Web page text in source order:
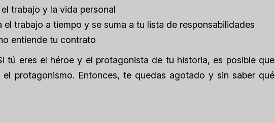
trabajo y la vida personal
trabajo a tiempo y se suma a tu lista de responsabilidades
entiende tu contrato
tú eres el héroe y el protagonista de tu historia, es posible que
protagonismo. Entonces, te quedas agotado y sin saber qué